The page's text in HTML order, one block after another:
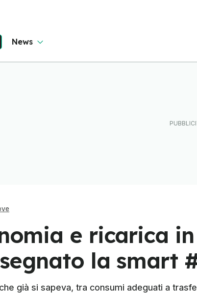
News
e ricarica
la smart
già si sapeva, tra consumi adeguati a